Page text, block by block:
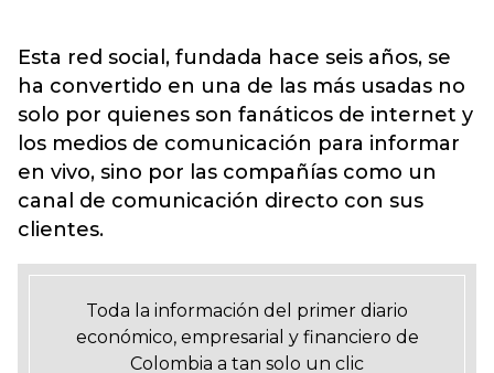
Esta red social, fundada hace seis años, se
ha convertido en una de las más usadas no
solo por quienes son fanáticos de internet y
los medios de comunicación para informar
en vivo, sino por las compañías como un
canal de comunicación directo con sus
clientes.
Toda la información del primer diario
económico, empresarial y financiero de
Colombia a tan solo un clic